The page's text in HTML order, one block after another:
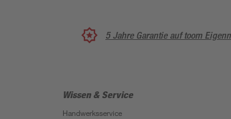
5 Jahre Garantie auf toom
Wissen & Service
Handwerksservice